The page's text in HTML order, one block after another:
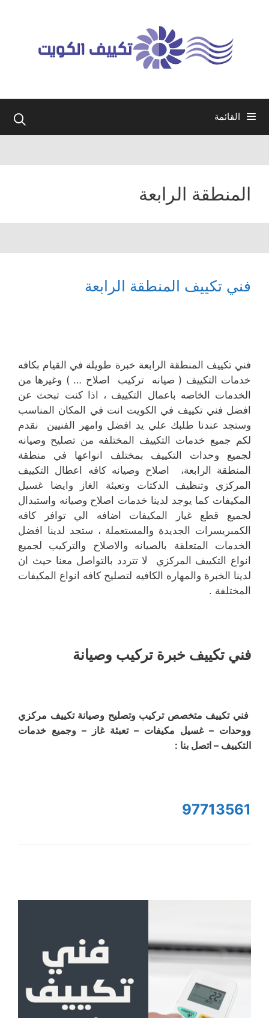
القائمة
المنطقة الرابعة
فني تكييف المنطقة الرابعة
فني تكييف المنطقة الرابعة خبرة طويلة في القيام بكافه
خدمات التكييف ( صيانه تركيب اصلاح … ) وغيرها من
الخدمات الخاصه باعمال التكييف ، اذا كنت تبحث عن
افضل فني تكييف في الكويت انت في المكان المناسب
وستجد عندنا طلبك علي يد افضل وامهر الفنيين نقدم
لكم جميع خدمات التكييف المختلفه من تصليح وصيانه
لجميع وحدات التكييف بمختلف انواعها في منطقة
المنطقة الرابعة، اصلاح وصيانه كافه اعطال التكييف
المركزي وتنظيف الدكتات وتعبئة الغاز وايضا غسيل
المكيفات كما يوجد لدينا خدمات اصلاح وصيانه واستبدال
لجميع قطع غيار المكيفات اضافه الي توافر كافه
الكمبريسرات الجديدة والمستعملة ، ستجد لدينا افضل
الخدمات المتعلقة بالصيانه والاصلاح والتركيب لجميع
انواع التكييف المركزي لا تتردد بالتواصل معنا حيث ان
لدينا الخبرة والمهاره الكافيه لتصليح كافه انواع المكيفات
المختلفة .
فني تكييف خبرة تركيب وصيانة
فني تكييف متخصص تركيب وتصليح وصيانة تكييف مركزي
ووحدات – غسيل مكيفات – تعبئة غاز – وجميع خدمات
التكييف – اتصل بنا :
97713561